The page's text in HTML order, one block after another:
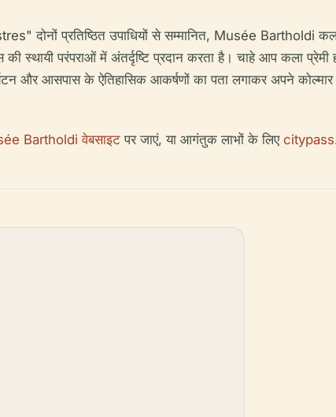
प्रतिष्ठित उपाधियों से सम्मानित, Musée Bartholdi कला,
स्थायी परंपराओं में अंतर्दृष्टि प्रदान करता है। चाहे आप कला प्रेमी
और आसपास के ऐतिहासिक आकर्षणों का पता लगाकर अपने
Bartholdi वेबसाइटपर जाएं, या आगंतुक लाभों के लिए